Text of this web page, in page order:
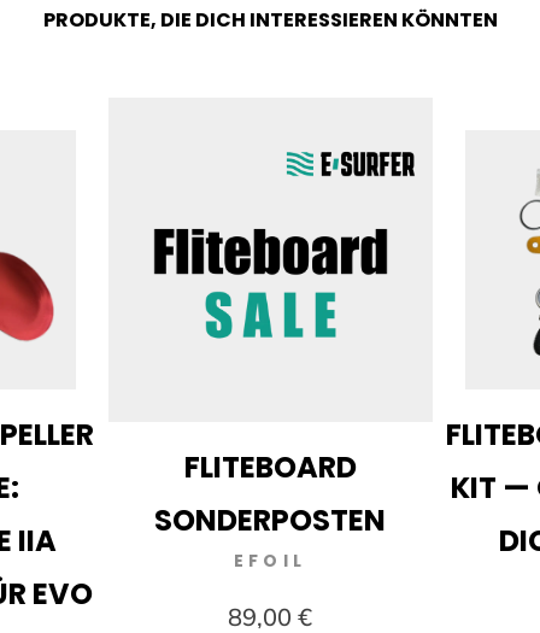
PRODUKTE, DIE DICH INTERESSIEREN KÖNNTEN
IIA
EVO
FLITEBOARD
SONDERPOSTEN
EFOIL
89,00 €
KIT —